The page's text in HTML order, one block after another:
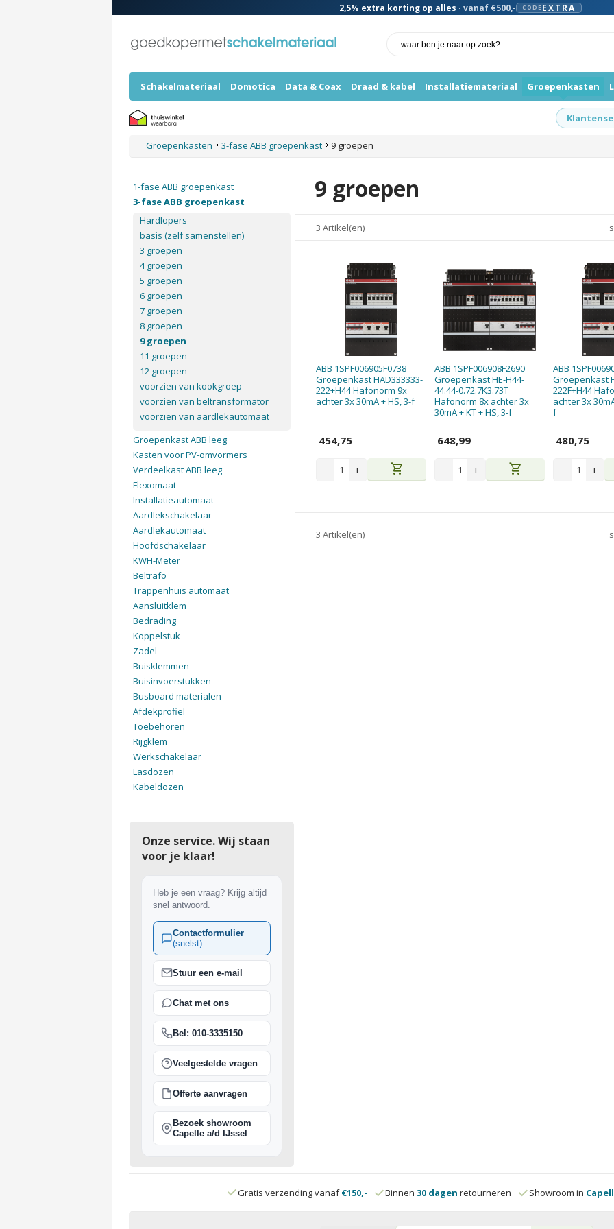
2,5% extra korting op alles · vanaf €500,- CODE EXTRA
Schakelmateriaal Domotica Data & Coax Draad & kabel Installatiemateriaal Groepenkasten
Groepenkasten 3-fase ABB groepenkast 9 groepen
9 groepen
3 Artikel(en)
ABB 1SPF006905F0738
Groepenkast HAD333333-
222+H44 Hafonorm 9x
achter 3x 30mA + HS, 3-f
454,75
− + shopping_cart
ABB 1SPF006908F2690
Groepenkast HE-H44-
44.44-0.72.7K3.73T
Hafonorm 8x achter 3x
30mA + KT + HS, 3-f
648,99
− + shopping_cart
ABB
Groepenkast
222F+H44
achter 3x
f
480,75
− +
3 Artikel(en)
1-fase ABB groepenkast
3-fase ABB groepenkast
Hardlopers
basis (zelf samenstellen)
3 groepen
4 groepen
5 groepen
6 groepen
7 groepen
8 groepen
9 groepen
11 groepen
12 groepen
voorzien van kookgroep
voorzien van beltransformator
voorzien van aardlekautomaat
Groepenkast ABB leeg
Kasten voor PV-omvormers
Verdeelkast ABB leeg
Flexomaat
Installatieautomaat
Aardlekschakelaar
Aardlekautomaat
Hoofdschakelaar
KWH-Meter
Beltrafo
Trappenhuis automaat
Aansluitklem
Bedrading
Koppelstuk
Zadel
Buisklemmen
Buisinvoerstukken
Busboard materialen
Afdekprofiel
Toebehoren
Rijgklem
Werkschakelaar
Lasdozen
Kabeldozen
Onze service. Wij staan
voor je klaar!
Heb je een vraag? Krijg altijd
snel antwoord.
Contactformulier
(snelst)
Stuur een e-mail
Chat met ons
Bel: 010-3335150
Veelgestelde vragen
Offerte aanvragen
Bezoek showroom
Capelle a/d IJssel
Gratis verzending vanaf€150,- Binnen 30 dagen retourneren Showroom in